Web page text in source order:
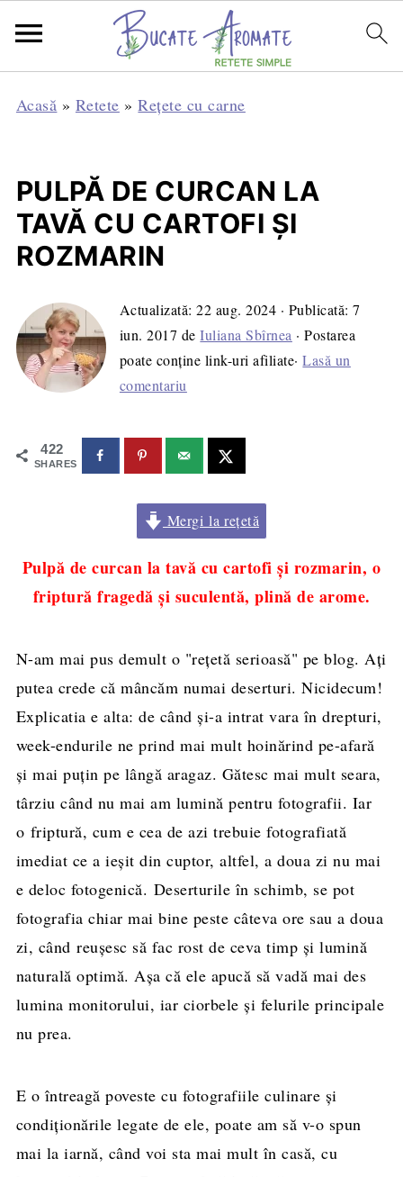
Acasă » Retete »Rețete cu carne
PULPĂ DE CURCAN LA
TAVĂ CU CARTOFI ŞI
ROZMARIN
Actualizată:22 aug. 2024 · Publicată:7
iun. 2017 deIuliana Sbîrnea · Postarea
poate conține link-uri afiliate·Lasă un
comentariu
422
SHARES
Mergi la rețetă
Pulpă de curcan la tavă cu cartofi şi rozmarin, o
friptură fragedă şi suculentă, plină de arome.
N-am mai pus demult o "reţetă serioasă" pe blog. Aţi
putea crede că mâncăm numai deserturi. Nicidecum!
Explicatia e alta: de când şi-a intrat vara în drepturi,
week-endurile ne prind mai mult hoinărind pe-afară
şi mai puţin pe lângă aragaz. Gătesc mai mult seara,
târziu când nu mai am lumină pentru fotografii. Iar
o friptură, cum e cea de azi trebuie fotografiată
imediat ce a ieşit din cuptor, altfel, a doua zi nu mai
e deloc fotogenică. Deserturile în schimb, se pot
fotografia chiar mai bine peste câteva ore sau a doua
zi, când reuşesc să fac rost de ceva timp şi lumină
naturală optimă. Aşa că ele apucă să vadă mai des
lumina monitorului, iar ciorbele şi felurile principale
nu prea.
E o întreagă poveste cu fotografiile culinare şi
condiţionările legate de ele, poate am să v-o spun
mai la iarnă, când voi sta mai mult în casă, cu